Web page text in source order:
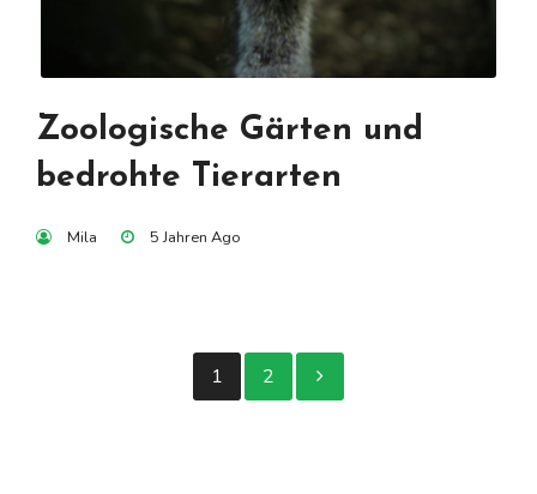
Zoologische Gärten und
bedrohte Tierarten
Mila 5 Jahren Ago
1 2